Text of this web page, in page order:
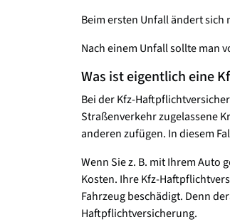
Beim ersten Unfall ändert sich
Nach einem Unfall sollte man
Was ist eigentlich eine
Bei der Kfz-
Straßenverkehr zugelassene
anderen zufügen. In diesem
Wenn Sie z. B. mit Ihrem
Kosten. Ihre Kfz-
Fahrzeug beschädigt. Denn
Haftpflichtversicherung.